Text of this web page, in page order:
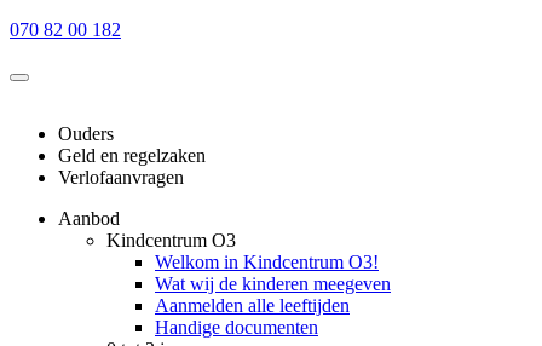
070 82 00 182
Ouders
Geld en regelzaken
Verlofaanvragen
Aanbod
Kindcentrum O3
Welkom in Kindcentrum O3!
Wat wij de kinderen meegeven
Aanmelden alle leeftijden
Handige documenten